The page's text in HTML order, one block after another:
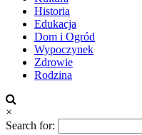
Historia
Edukacja
Dom i Ogród
Wypoczynek
Zdrowie
Rodzina
×
Search for: